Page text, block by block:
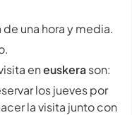
una hora y media.
eneuskerason:
los jueves por
la visita junto con